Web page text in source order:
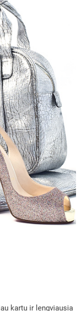
kartu ir lengviausia